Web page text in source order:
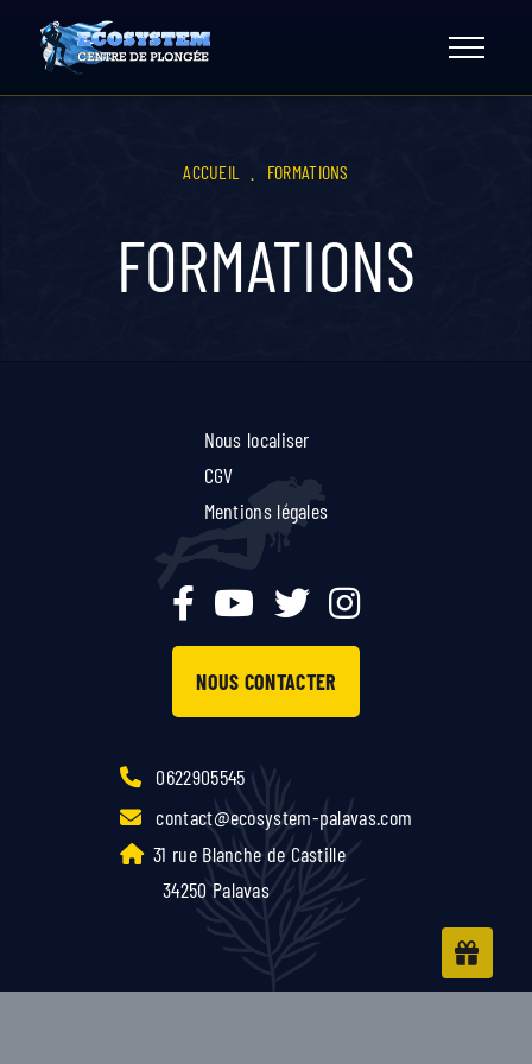
content
ACCUEIL FORMATIONS
FORMATIONS
Nous localiser
CGV
Mentions légales
NOUS CONTACTER
0622905545
contact@ecosystem-palavas.com
31 rue Blanche de Castille
34250 Palavas